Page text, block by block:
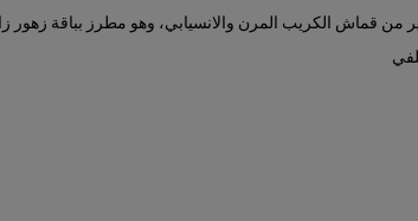
من قماش الكريب المرن والانسيابي، وهو مطرز بباقة زهور